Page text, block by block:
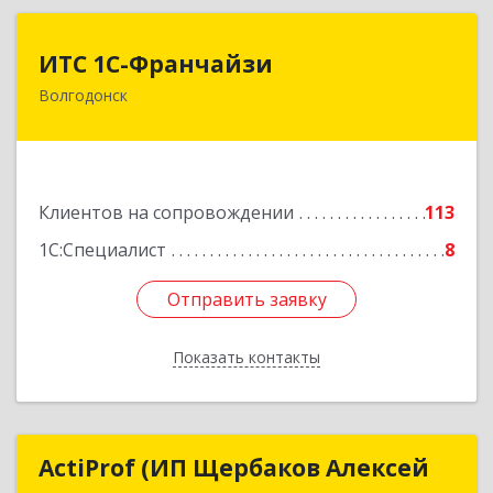
ИТС 1С-Франчайзи
Волгодонск
Клиентов на сопровождении
113
1С:Специалист
8
Отправить заявку
Показать контакты
ИТС 1С-Франчайзи
347380, Ростовская обл, Волгодонск г, Гагарина
Отправить заявку
Назад
ActiProf (ИП Щербаков Алексей
ActiProf (ИП Щербаков Алексей